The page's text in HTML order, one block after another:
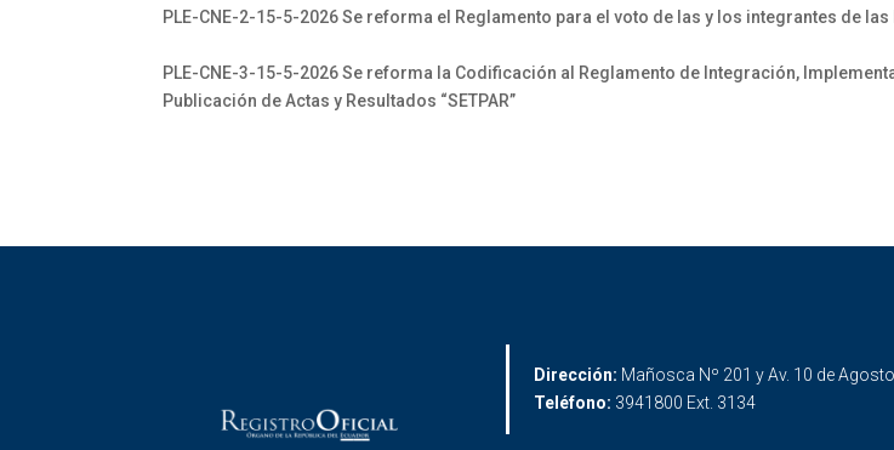
PLE-CNE-2-15-5-2026 Se reforma el Reglamento para el voto de las y los integrantes de
PLE-CNE-3-15-5-2026 Se reforma la Codificación al Reglamento de Integración,
Publicación de Actas y Resultados “SETPAR”
Dirección: Mañosca Nº 201 y Av. 10 de Agosto
Teléfono: 3941800 Ext. 3134